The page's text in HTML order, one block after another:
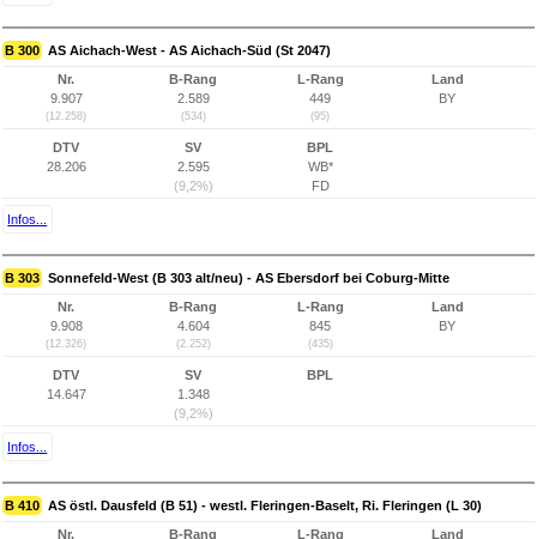
B 300 AS Aichach-West - AS Aichach-Süd (St 2047)
Nr.
9.907
(12.258)
B-Rang
2.589
(534)
L-Rang
449
(95)
Land
BY
DTV
28.206
SV
2.595
(9,2%)
BPL
WB*
FD
Infos...
B 303 Sonnefeld-West (B 303 alt/neu) - AS Ebersdorf bei Coburg-Mitte
Nr.
9.908
(12.326)
B-Rang
4.604
(2.252)
L-Rang
845
(435)
Land
BY
DTV
14.647
SV
1.348
(9,2%)
BPL
Infos...
B 410 AS östl. Dausfeld (B 51) - westl. Fleringen-Baselt, Ri. Fleringen (L 30)
Nr. B-Rang L-Rang Land